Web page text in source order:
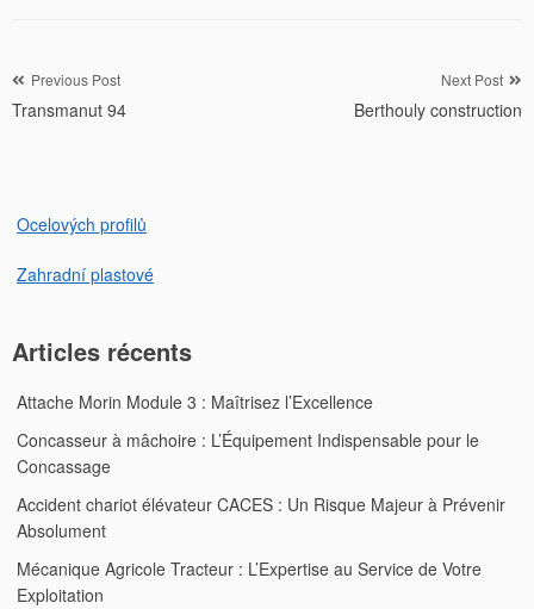
Navigation
de
Previous Post
Transmanut 94
Next Post
Berthouly construction
Ocelových profilů
Zahradní plastové
Articles récents
Attache Morin Module 3 : Maîtrisez l’Excellence
Concasseur à mâchoire : L’Équipement Indispensable pour le
Concassage
Accident chariot élévateur CACES : Un Risque Majeur à Prévenir
Absolument
Mécanique Agricole Tracteur : L’Expertise au Service de Votre
Exploitation